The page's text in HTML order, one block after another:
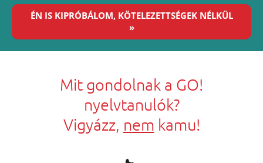
ÉN IS KIPRÓBÁLOM, KÖTELEZETTSÉGEK NÉLKÜL
»
Mit gondolnak a GO!
nyelvtanulók?
Vigyázz, nem kamu!